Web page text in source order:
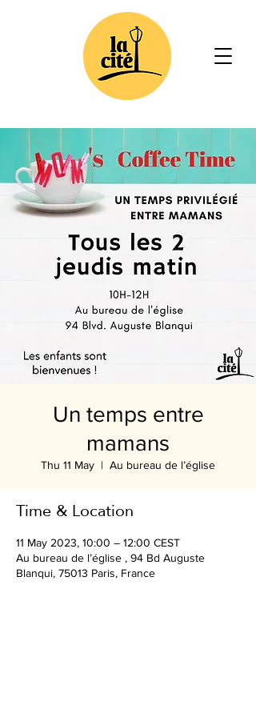
Un temps entre
mamans
Thu 11 May
  |
Au bureau de l’église
Time & Location
11 May 2023, 10:00 – 12:00 CEST
Au bureau de l’église , 94 Bd Auguste
Blanqui, 75013 Paris, France